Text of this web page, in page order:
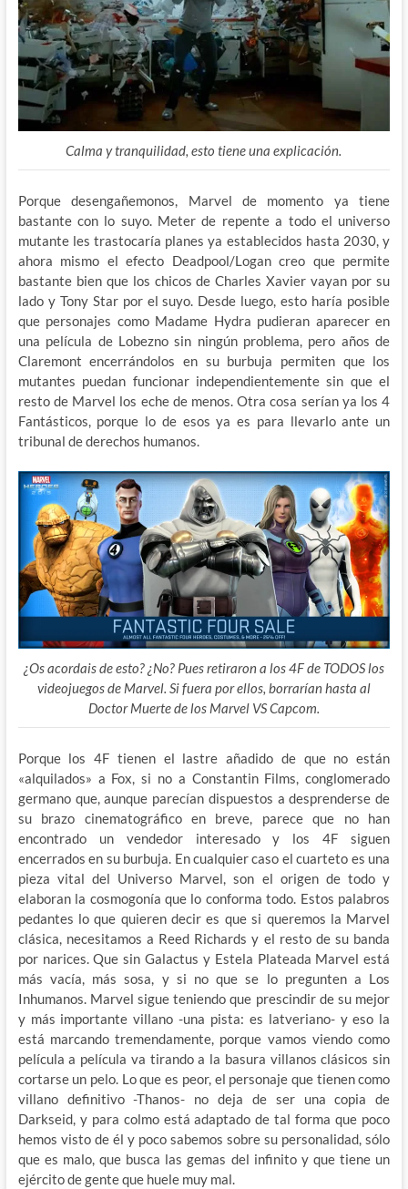
Calma y tranquilidad, esto tiene una explicación.
Porque desengañemonos, Marvel de momento ya tiene
bastante con lo suyo. Meter de repente a todo el universo
mutante les trastocaría planes ya establecidos hasta 2030, y
ahora mismo el efecto Deadpool/Logan creo que permite
bastante bien que los chicos de Charles Xavier vayan por su
lado y Tony Star por el suyo. Desde luego, esto haría posible
que personajes como Madame Hydra pudieran aparecer en
una película de Lobezno sin ningún problema, pero años de
Claremont encerrándolos en su burbuja permiten que los
mutantes puedan funcionar independientemente sin que el
resto de Marvel los eche de menos. Otra cosa serían ya los 4
Fantásticos, porque lo de esos ya es para llevarlo ante un
tribunal de derechos humanos.
¿Os acordais de esto? ¿No? Pues retiraron a los 4F de TODOS los
videojuegos de Marvel. Si fuera por ellos, borrarían hasta al
Doctor Muerte de los Marvel VS Capcom.
Porque los 4F tienen el lastre añadido de que no están
«alquilados» a Fox, si no a Constantin Films, conglomerado
germano que, aunque parecían dispuestos a desprenderse de
su brazo cinematográfico en breve, parece que no han
encontrado un vendedor interesado y los 4F siguen
encerrados en su burbuja. En cualquier caso el cuarteto es una
pieza vital del Universo Marvel, son el origen de todo y
elaboran la cosmogonía que lo conforma todo. Estos palabros
pedantes lo que quieren decir es que si queremos la Marvel
clásica, necesitamos a Reed Richards y el resto de su banda
por narices. Que sin Galactus y Estela Plateada Marvel está
más vacía, más sosa, y si no que se lo pregunten a Los
Inhumanos. Marvel sigue teniendo que prescindir de su mejor
y más importante villano -una pista: es latveriano- y eso la
está marcando tremendamente, porque vamos viendo como
película a película va tirando a la basura villanos clásicos sin
cortarse un pelo. Lo que es peor, el personaje que tienen como
villano definitivo -Thanos- no deja de ser una copia de
Darkseid, y para colmo está adaptado de tal forma que poco
hemos visto de él y poco sabemos sobre su personalidad, sólo
que es malo, que busca las gemas del infinito y que tiene un
ejército de gente que huele muy mal.